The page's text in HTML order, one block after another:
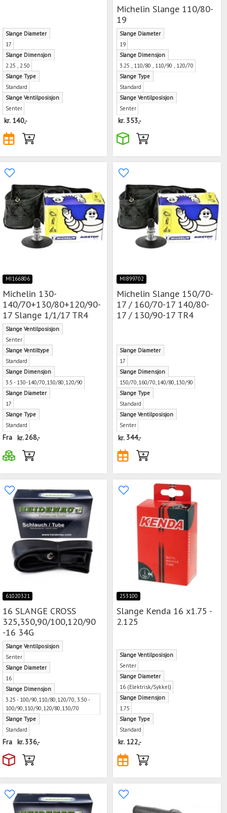
Slange Diameter
17
Slange Dimensjon
2.25 , 2.50
Slange Type
Standard
Slange Ventilposisjon
Senter
kr. 140,-
Michelin Slange 110/80-
19
Slange Diameter
19
Slange Dimensjon
3.25 , 110/80 , 110/90 , 120/70
Slange Type
Standard
Slange Ventilposisjon
Senter
kr. 353,-
MI166806
Michelin 130-
140/70+130/80+120/90-
17 Slange 1/1/17 TR4
Slange Ventilposisjon
Senter
Slange Ventiltype
Standard
Slange Dimensjon
3.5 - 130-140/70,130/80,120/90
Slange Diameter
17
Slange Type
Standard
Fra kr.268,-
MI899702
Michelin Slange 150/70-
17 / 160/70-17 140/80-
17 / 130/90-17 TR4
Slange Diameter
17
Slange Dimensjon
150/70,160/70,140/80,130/90
Slange Type
Standard
Slange Ventilposisjon
Senter
kr. 344,-
61020321
16 SLANGE CROSS
325,350,90/100,120/90
-16 34G
Slange Ventilposisjon
Senter
Slange Diameter
16
Slange Dimensjon
3.25 - 100/90,110/80,120/70, 3.50 -
100/90,110/90,120/80,130/70
Slange Type
Standard
Fra kr.336,-
253100
Slange Kenda 16 x1.75 -
2.125
Slange Ventilposisjon
Senter
Slange Diameter
16 (Elektrisk/Sykkel)
Slange Dimensjon
1.75
Slange Type
Standard
kr. 122,-